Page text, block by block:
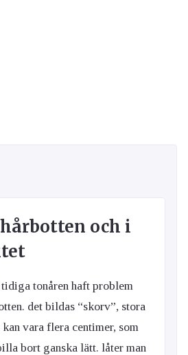
och i
tidiga tonåren haft problem
det bildas “skorv”, stora
vara flera centimer, som
bort ganska lätt. låter man